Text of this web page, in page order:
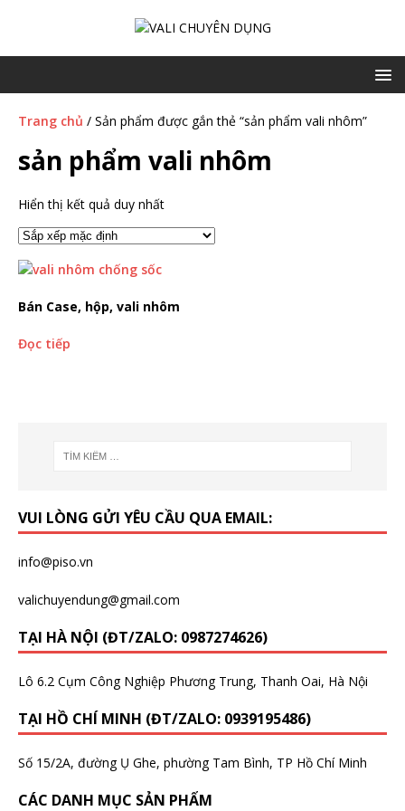
Trang chủ / Sản phẩm được gắn thẻ “sản phẩm vali nhôm”
sản phẩm vali nhôm
Hiển thị kết quả duy nhất
Bán Case, hộp, vali nhôm
Đọc tiếp
VUI LÒNG GỬI YÊU CẦU QUA EMAIL:
info@piso.vn
valichuyendung@gmail.com
TẠI HÀ NỘI (ĐT/ZALO: 0987274626)
Lô 6.2 Cụm Công Nghiệp Phương Trung, Thanh Oai, Hà Nội
TẠI HỒ CHÍ MINH (ĐT/ZALO: 0939195486)
Số 15/2A, đường Ụ Ghe, phường Tam Bình, TP Hồ Chí Minh
CÁC DANH MỤC SẢN PHẨM